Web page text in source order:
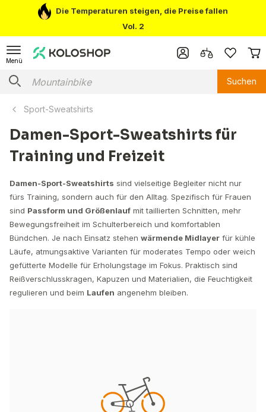
Die Temperaturen steigen, die Preise fallen
Vol. 2
Menü
Suchen
Sport-Sweatshirts
Damen-Sport-Sweatshirts für
Training und Freizeit
Damen-Sport-Sweatshirts sind vielseitige Begleiter nicht nur
fürs Training, sondern auch für den Alltag. Spezifisch für Frauen
sind Passform und Größenlauf mit taillierten Schnitten, mehr
Bewegungsfreiheit im Schulterbereich und komfortablen
Bündchen. Je nach Einsatz stehen wärmende Midlayer für kühle
Läufe, atmungsaktive Varianten für moderates Tempo oder weich
gefütterte Modelle für Erholungstage im Fokus. Praktisch sind
Reißverschlusskragen, Kapuzen und Materialien, die Feuchtigkeit
regulieren und beim Laufen angenehm bleiben.